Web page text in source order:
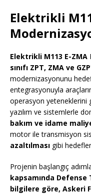
Elektrikli
Elektrikli M113 E-ZMA
sınıfı ZPT, ZMA ve
modernizasyonunu
entegrasyonuyla
operasyon yeteneklerini
yazılım ve sistemlerle
bakım ve idame
motor ile transmisyon
azaltılması gibi
Projenin başlangıç
kapsamında Defense
bilgilere göre, Askeri